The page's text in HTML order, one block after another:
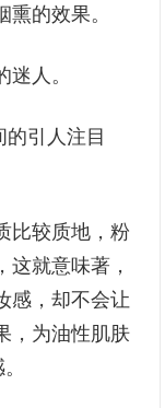
的效果。
人。
引人注目
比较质地，粉
就意味著，
感，却不会让
，为油性肌肤